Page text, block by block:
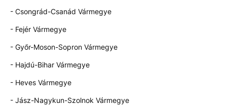
- Csongrád-Csanád Vármegye
- Fejér Vármegye
- Győr-Moson-Sopron Vármegye
- Hajdú-Bihar Vármegye
- Heves Vármegye
- Jász-Nagykun-Szolnok Vármegye